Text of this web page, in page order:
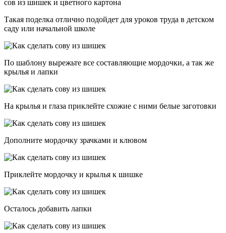
сов из шишек и цветного картона
Такая поделка отлично подойдет для уроков труда в детском
саду или начальной школе
По шаблону вырежьте все составляющие мордочки, а так же
крылья и лапки
На крылья и глаза приклейте схожие с ними белые заготовки
Дополните мордочку зрачками и клювом
Приклейте мордочку и крылья к шишке
Осталось добавить лапки